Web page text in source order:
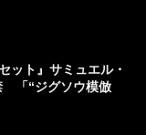
ット』サミュエル・
「“ジグソウ模倣